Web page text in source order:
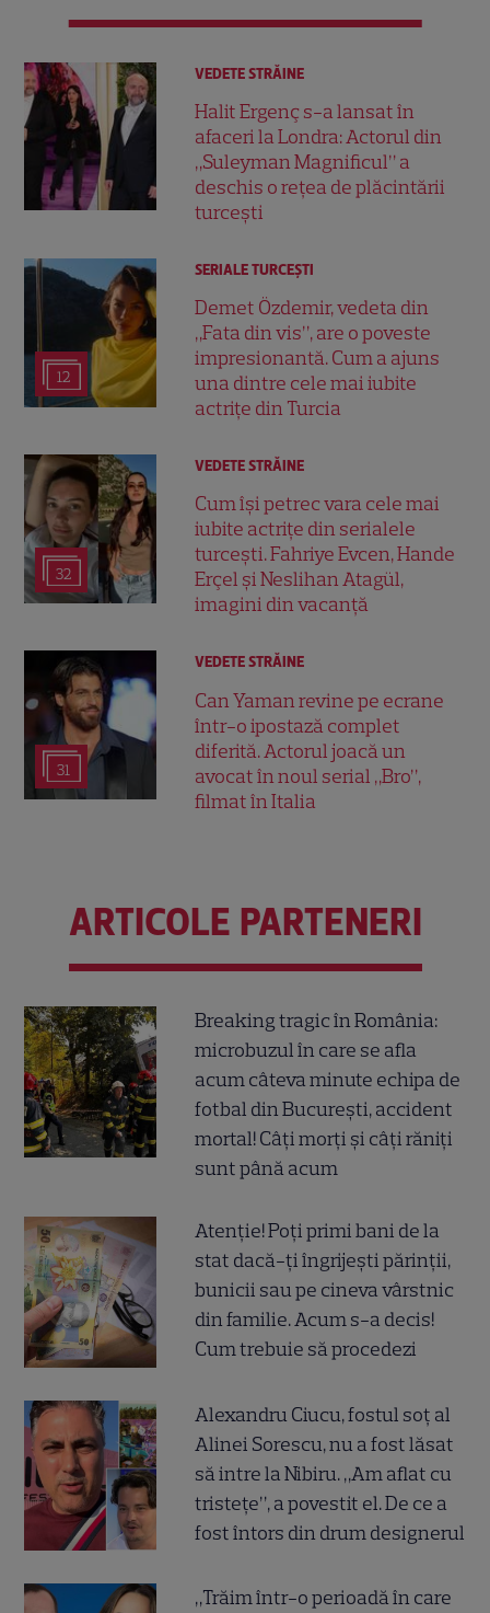
VEDETE STRĂINE
Halit Ergenç s-a lansat în
afaceri la Londra: Actorul din
„Suleyman Magnificul” a
deschis o rețea de plăcintării
turcești
12
SERIALE TURCEŞTI
Demet Özdemir, vedeta din
„Fata din vis”, are o poveste
impresionantă. Cum a ajuns
una dintre cele mai iubite
actrițe din Turcia
32
VEDETE STRĂINE
Cum își petrec vara cele mai
iubite actrițe din serialele
turcești. Fahriye Evcen, Hande
Erçel și Neslihan Atagül,
imagini din vacanță
31
VEDETE STRĂINE
Can Yaman revine pe ecrane
într-o ipostază complet
diferită. Actorul joacă un
avocat în noul serial „Bro”,
filmat în Italia
ARTICOLE PARTENERI
Breaking tragic în România:
microbuzul în care se afla
acum câteva minute echipa de
fotbal din București, accident
mortal! Câți morți și câți răniți
sunt până acum
Atenție! Poți primi bani de la
stat dacă-ți îngrijești părinții,
bunicii sau pe cineva vârstnic
din familie. Acum s-a decis!
Cum trebuie să procedezi
Alexandru Ciucu, fostul soț al
Alinei Sorescu, nu a fost lăsat
să intre la Nibiru. „Am aflat cu
tristețe”, a povestit el. De ce a
fost întors din drum designerul
„Trăim într-o perioadă în care